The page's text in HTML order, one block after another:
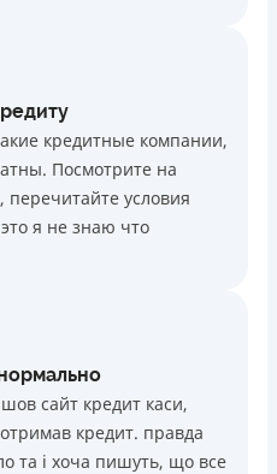
кредитные компании,
Посмотрите на
перечитайте условия
я не знаю что
сайт кредит каси,
кредит. правда
та і хоча пишуть, що все